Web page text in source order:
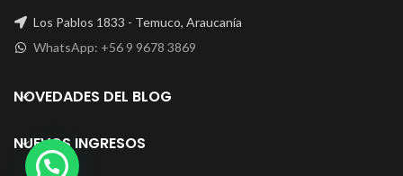
Los Pablos 1833 - Temuco, Araucanía
WhatsApp: +56 9 9678 3869
NOVEDADES DEL BLOG
NUEVOS INGRESOS